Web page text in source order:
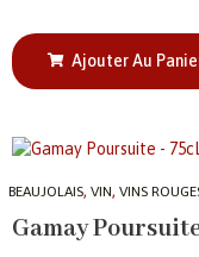
Ajouter Au
BEAUJOLAIS, VIN, VINS
Gamay